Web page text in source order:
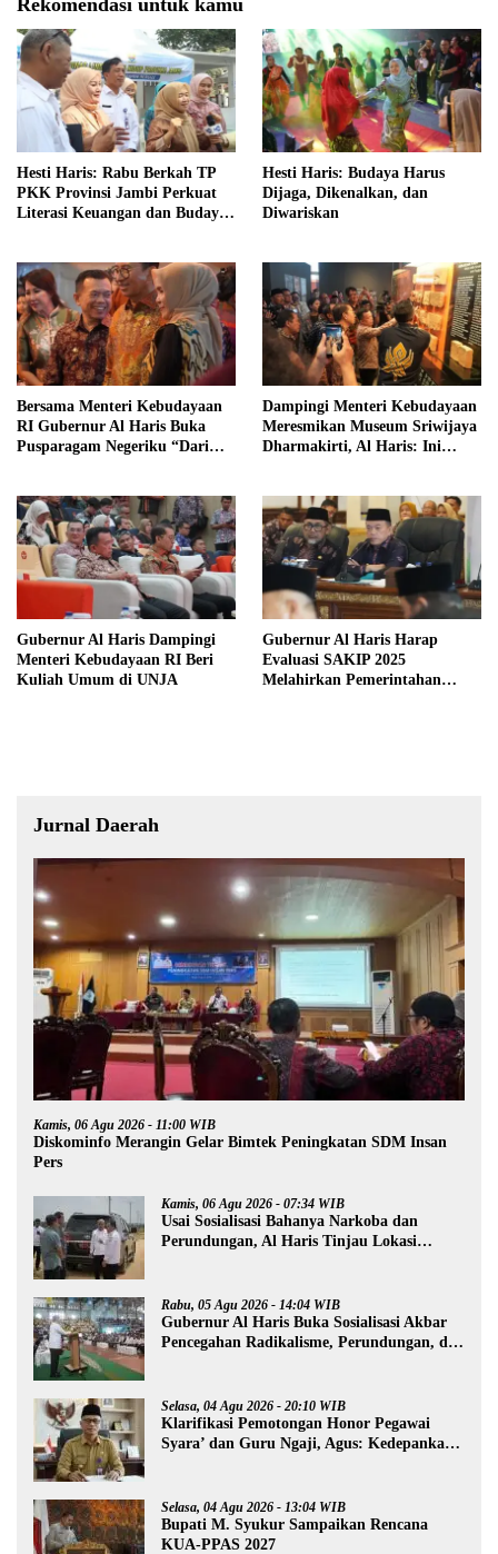
Rekomendasi untuk kamu
Hesti Haris: Rabu Berkah TP
PKK Provinsi Jambi Perkuat
Literasi Keuangan dan Budaya
Hesti Haris: Budaya Harus
Dijaga, Dikenalkan, dan
Diwariskan
Bersama Menteri Kebudayaan
RI Gubernur Al Haris Buka
Pusparagam Negeriku “Dari
Dampingi Menteri Kebudayaan
Meresmikan Museum Sriwijaya
Dharmakirti, Al Haris: Ini
Gubernur Al Haris Dampingi
Menteri Kebudayaan RI Beri
Kuliah Umum di UNJA
Gubernur Al Haris Harap
Evaluasi SAKIP 2025
Melahirkan Pemerintahan
Jurnal Daerah
Kamis, 06 Agu 2026 - 11:00 WIB
Diskominfo Merangin Gelar Bimtek Peningkatan SDM Insan
Pers
Kamis, 06 Agu 2026 - 07:34 WIB
Usai Sosialisasi Bahanya Narkoba dan
Perundungan, Al Haris Tinjau Lokasi
Rabu, 05 Agu 2026 - 14:04 WIB
Gubernur Al Haris Buka Sosialisasi Akbar
Pencegahan Radikalisme, Perundungan, dan
Selasa, 04 Agu 2026 - 20:10 WIB
Klarifikasi Pemotongan Honor Pegawai
Syara’ dan Guru Ngaji, Agus: Kedepankan
Selasa, 04 Agu 2026 - 13:04 WIB
Bupati M. Syukur Sampaikan Rencana
KUA-PPAS 2027